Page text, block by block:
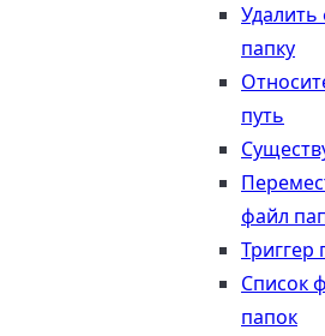
Удалить
папку
путь
файл
Триггер
Список
папок